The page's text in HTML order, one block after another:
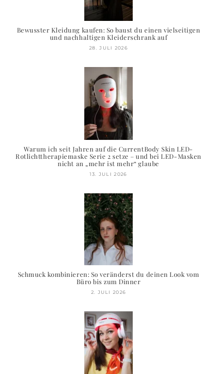
Bewusster Kleidung kaufen: So baust du einen vielseitigen
und nachhaltigen Kleiderschrank auf
28. JULI 2026
Warum ich seit Jahren auf die CurrentBody Skin LED-
Rotlichttherapiemaske Serie 2 setze – und bei LED-Masken
nicht an „mehr ist mehr“ glaube
13. JULI 2026
Schmuck kombinieren: So veränderst du deinen Look vom
Büro bis zum Dinner
2. JULI 2026